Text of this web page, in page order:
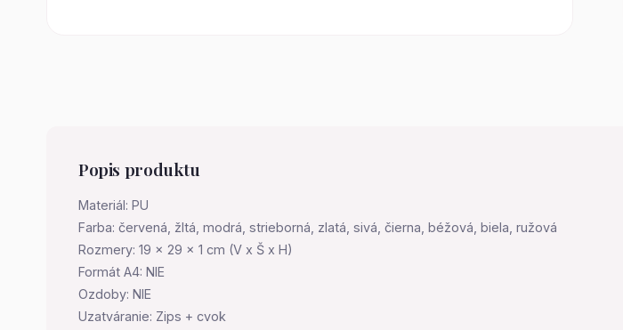
Popis produktu
Materiál: PU
Farba: červená, žltá, modrá, strieborná, zlatá, sivá, čierna, béžová, biela, ružová
Rozmery: 19 x 29 x 1 cm (V x Š x H)
Formát A4: NIE
Ozdoby: NIE
Uzatváranie: Zips + cvok